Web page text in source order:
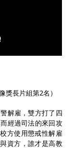
長片組第2名）
解雇，雙方打了四
經過司法的來回攻
方使用懲戒性解雇
資方，誰才是高教